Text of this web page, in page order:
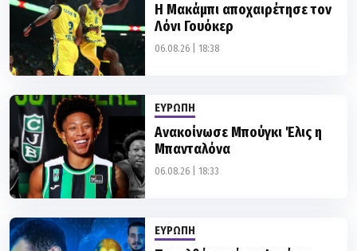
Η Μακάμπι αποχαιρέτησε τον
Λόνι Γουόκερ
06.08.26 | 18:38
ΕΥΡΩΠΗ
Ανακοίνωσε Μπούγκι Έλις η
Μπανταλόνα
06.08.26 | 18:33
ΕΥΡΩΠΗ